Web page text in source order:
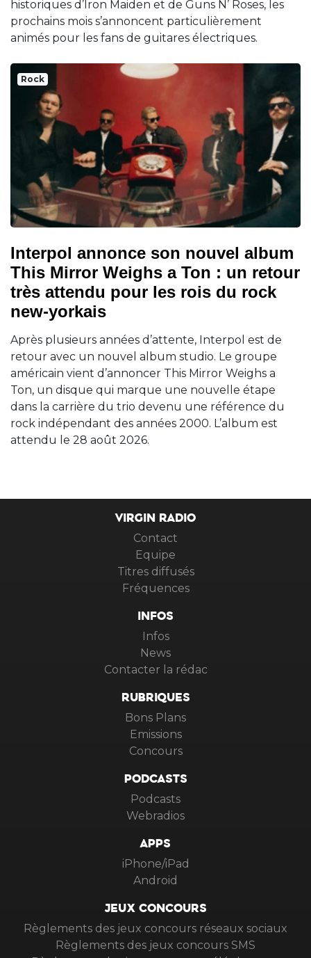
historiques d’Iron Maiden et de Guns N’ Roses, les
prochains mois s’annoncent particulièrement
animés pour les fans de guitares électriques.
Rock
Interpol annonce son nouvel album
This Mirror Weighs a Ton : un retour
très attendu pour les rois du rock
new-yorkais
Après plusieurs années d’attente, Interpol est de
retour avec un nouvel album studio. Le groupe
américain vient d’annoncer This Mirror Weighs a
Ton, un disque qui marque une nouvelle étape
dans la carrière du trio devenu une référence du
rock indépendant des années 2000. L’album est
attendu le 28 août 2026.
VIRGIN RADIO
Contact
Equipe
Titres diffusés
Fréquences
INFOS
Infos
News
Contacter la rédac
RUBRIQUES
Bons Plans
Emissions
Concours
PODCASTS
Podcasts
Webradios
APPS
iPhone/iPad
Android
JEUX CONCOURS
Règlements des jeux concours réseaux sociaux
Règlements des jeux concours SMS